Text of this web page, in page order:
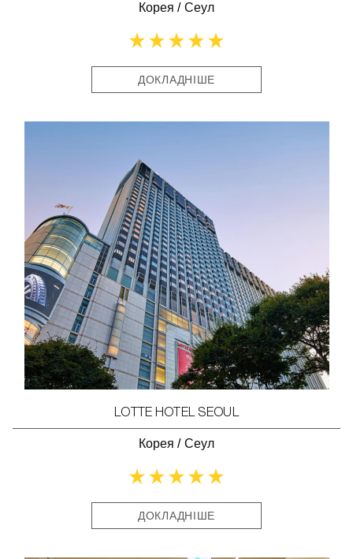
Корея / Сеул
ДОКЛАДНІШЕ
LOTTE HOTEL SEOUL
Корея / Сеул
ДОКЛАДНІШЕ